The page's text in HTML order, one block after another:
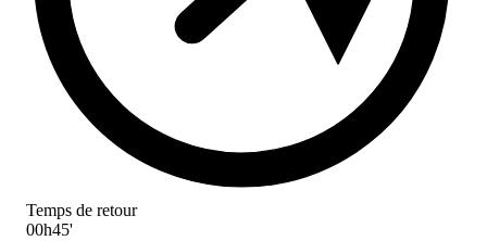
Temps de retour
00h45'